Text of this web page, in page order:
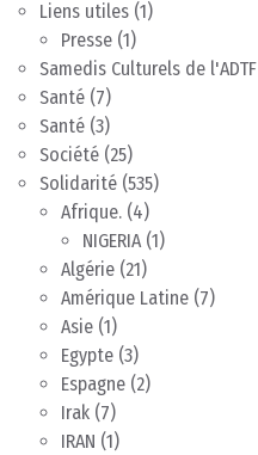
Liens utiles (1)
Presse (1)
Samedis Culturels de l'ADTF
Santé (7)
Santé (3)
Société (25)
Solidarité (535)
Afrique. (4)
NIGERIA(1)
Algérie (21)
Amérique Latine (7)
Asie (1)
Egypte (3)
Espagne (2)
Irak (7)
IRAN (1)